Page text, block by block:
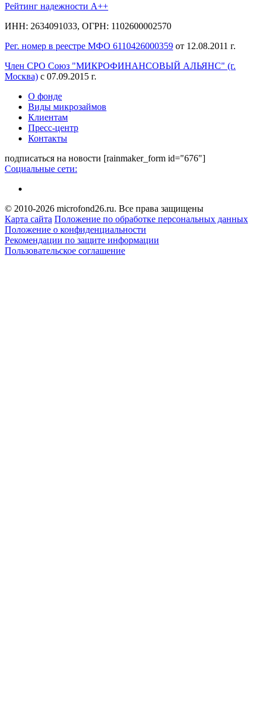
Рейтинг надежности A++
ИНН: 2634091033, ОГРН: 1102600002570
Рег. номер в реестре МФО 6110426000359 от 12.08.2011 г.
Член СРО Союз "МИКРОФИНАНСОВЫЙ АЛЬЯНС" (г.
Москва) с 07.09.2015 г.
О фонде
Виды микрозаймов
Клиентам
Пресс-центр
Контакты
подписаться на новости [rainmaker_form id="676"]
Социальные сети:
© 2010-2026 microfond26.ru. Все права защищены
Карта сайта Положение по обработке персональных данных
Положение о конфиденциальности
Рекомендации по защите информации
Пользовательское соглашение